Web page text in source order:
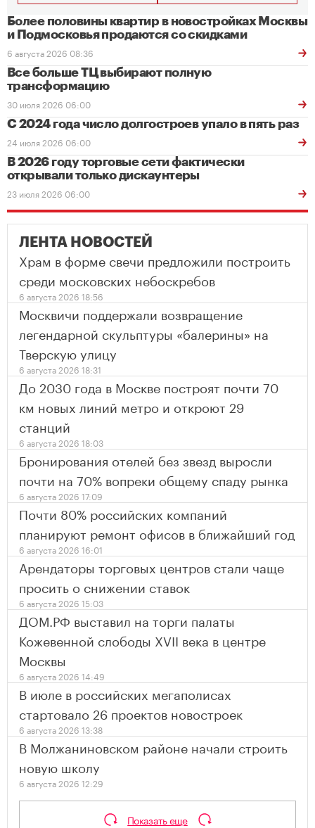
Более половины квартир в новостройках Москвы
и Подмосковья продаются со скидками
6 августа 2026 08:36
Все больше ТЦ выбирают полную
трансформацию
30 июля 2026 06:00
С 2024 года число долгостроев упало в пять раз
24 июля 2026 06:00
В 2026 году торговые сети фактически
открывали только дискаунтеры
23 июля 2026 06:00
ЛЕНТА НОВОСТЕЙ
Храм в форме свечи предложили построить
среди московских небоскребов
6 августа 2026 18:56
Москвичи поддержали возвращение
легендарной скульптуры «балерины» на
Тверскую улицу
6 августа 2026 18:31
До 2030 года в Москве построят почти 70
км новых линий метро и откроют 29
станций
6 августа 2026 18:03
Бронирования отелей без звезд выросли
почти на 70% вопреки общему спаду рынка
6 августа 2026 17:09
Почти 80% российских компаний
планируют ремонт офисов в ближайший год
6 августа 2026 16:01
Арендаторы торговых центров стали чаще
просить о снижении ставок
6 августа 2026 15:03
ДОМ.РФ выставил на торги палаты
Кожевенной слободы XVII века в центре
Москвы
6 августа 2026 14:49
В июле в российских мегаполисах
стартовало 26 проектов новостроек
6 августа 2026 13:38
В Молжаниновском районе начали строить
новую школу
6 августа 2026 12:29
Показать еще